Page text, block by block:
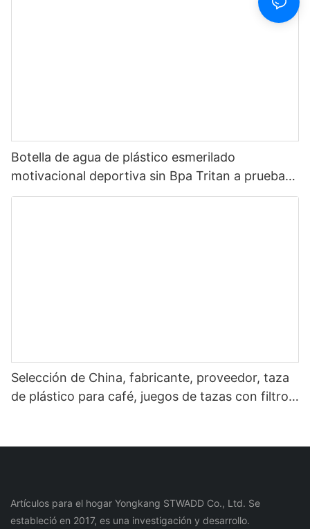
Botella de agua de plástico esmerilado
motivacional deportiva sin Bpa Tritan a prueba
de fugas personalizada de 32oz con marcador
Selección de China, fabricante, proveedor, taza
de plástico para café, juegos de tazas con filtro
Artículos para el hogar Yongkang STWADD Co., Ltd. Se
estableció en 2017, es una investigación y desarrollo.